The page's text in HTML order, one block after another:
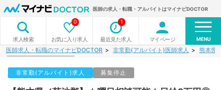
医師の求人・転職・アルバイトはマイナビDOCTOR
求人検索 お気に入り求人
0
最近見た求人
1
マイページ MENU
医師求人・転職のマイナビDOCTOR 非常勤(アルバイト)医師求人 熊本県
非常勤(アルバイト)求人 募集停止